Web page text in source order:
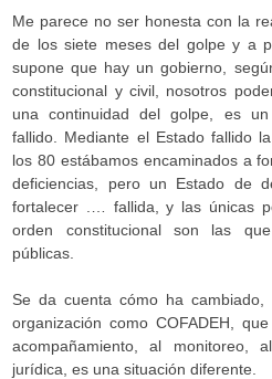
Me parece no ser honesta con la
de los siete meses del golpe y a
supone que hay un gobierno,
constitucional y civil, nosotros
una continuidad del golpe, es un
fallido. Mediante el Estado fallido
los 80 estábamos encaminados a
deficiencias, pero un Estado de
fortalecer .… fallida, y las únicas
orden constitucional son las
públicas.
Se da cuenta cómo ha
organización como COFADEH,
acompañamiento, al monitoreo,
jurídica, es una situación diferente.